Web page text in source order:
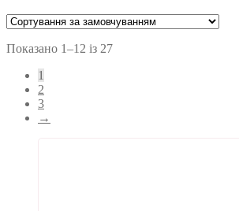
Показано 1–12 із 27
1
2
3
→